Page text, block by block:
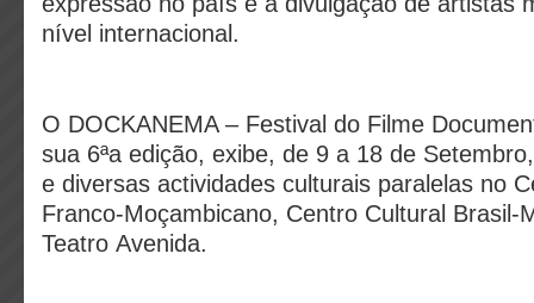
nível internacional.
O DOCKANEMA – Festival do Filme
sua 6ªa edição, exibe, de 9 a 18 de
e diversas actividades culturais paralelas no
Franco-Moçambicano, Centro Cultural Brasil-
Teatro Avenida.